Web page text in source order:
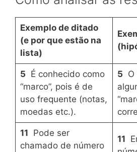
Exemplo de ditado
(e por que estão na
lista)
5 É conhecido como
“marco”, pois é de
uso frequente (notas,
moedas etc.).
5 O
11 Pode ser
chamado de número
11